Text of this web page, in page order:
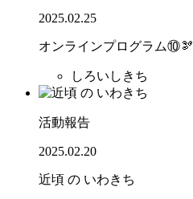
2025.02.25
オンラインプログラム⑩🫘
しろいしきち
活動報告
2025.02.20
近頃 の いわきち